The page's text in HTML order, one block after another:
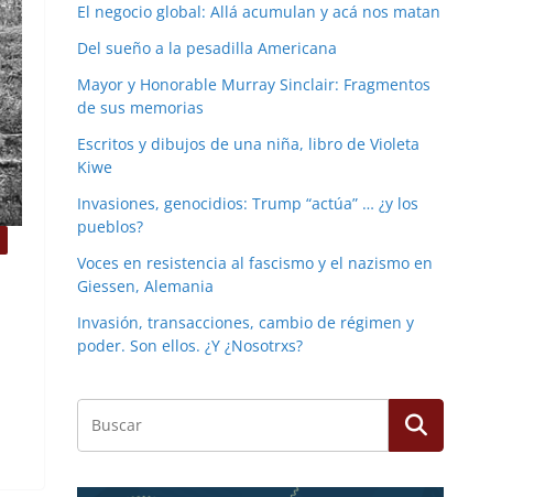
El negocio global: Allá acumulan y acá nos matan
Del sueño a la pesadilla Americana
Mayor y Honorable Murray Sinclair: Fragmentos
de sus memorias
Escritos y dibujos de una niña, libro de Violeta
Kiwe
Invasiones, genocidios: Trump “actúa” … ¿y los
pueblos?
Voces en resistencia al fascismo y el nazismo en
Giessen, Alemania
Invasión, transacciones, cambio de régimen y
poder. Son ellos. ¿Y ¿Nosotrxs?